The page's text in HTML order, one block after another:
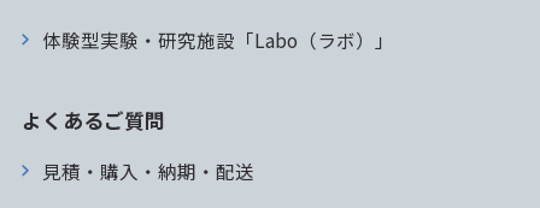
体験型実験・研究施設「Labo（ラボ）」
よくあるご質問
見積・購入・納期・配送